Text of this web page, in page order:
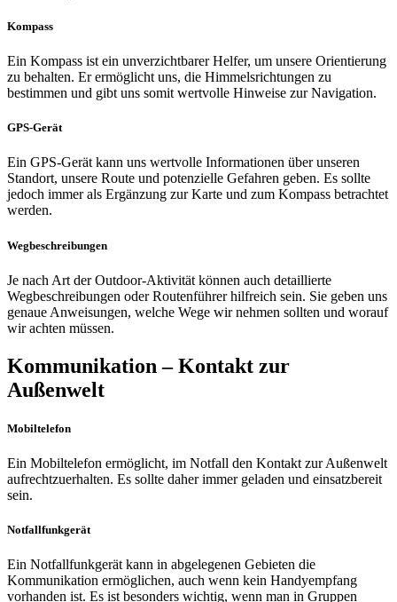
Kompass
Ein Kompass ist ein unverzichtbarer Helfer, um unsere Orientierung
zu behalten. Er ermöglicht uns, die Himmelsrichtungen zu
bestimmen und gibt uns somit wertvolle Hinweise zur Navigation.
GPS-Gerät
Ein GPS-Gerät kann uns wertvolle Informationen über unseren
Standort, unsere Route und potenzielle Gefahren geben. Es sollte
jedoch immer als Ergänzung zur Karte und zum Kompass betrachtet
werden.
Wegbeschreibungen
Je nach Art der Outdoor-Aktivität können auch detaillierte
Wegbeschreibungen oder Routenführer hilfreich sein. Sie geben uns
genaue Anweisungen, welche Wege wir nehmen sollten und worauf
wir achten müssen.
Kommunikation – Kontakt zur
Außenwelt
Mobiltelefon
Ein Mobiltelefon ermöglicht, im Notfall den Kontakt zur Außenwelt
aufrechtzuerhalten. Es sollte daher immer geladen und einsatzbereit
sein.
Notfallfunkgerät
Ein Notfallfunkgerät kann in abgelegenen Gebieten die
Kommunikation ermöglichen, auch wenn kein Handyempfang
vorhanden ist. Es ist besonders wichtig, wenn man in Gruppen